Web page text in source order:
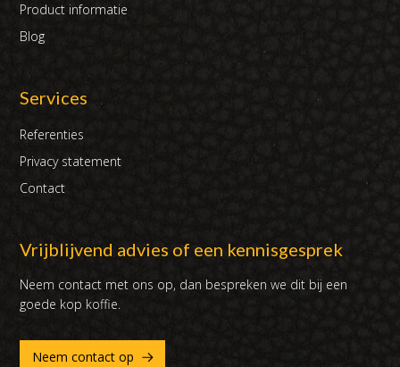
Product informatie
Blog
Services
Referenties
Privacy statement
Contact
Vrijblijvend advies of een kennisgesprek
Neem contact met ons op, dan bespreken we dit bij een
goede kop koffie.
Neem contact op